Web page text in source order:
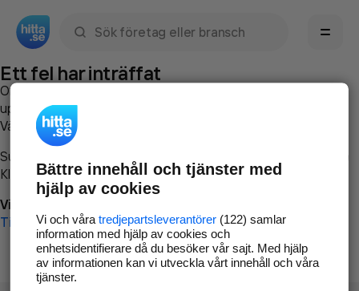
Ett fel har inträffat
Om du vill kan du
uppstod så att vi lättare och snabbare kan avhjälpa det.
Vänligen försök med följande:
Surfa till
Klicka påTillbaka-knappen i webbläsaren och försök igen
Vi beklagar besväret!
Till startsidan
Bättre innehåll och tjänster med
hjälp av cookies
Vi och våra tredjepartsleverantörer(122) samlar
information med hjälp av cookies och
enhetsidentifierare då du besöker vår sajt. Med hjälp
av informationen kan vi utveckla vårt innehåll och våra
tjänster.